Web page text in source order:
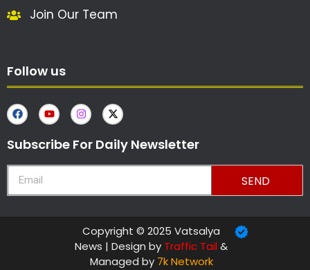
Join Our Team
Follow us
Subscribe For Daily Newsletter
SEND
Copyright © 2025 Vatsalya
News | Design by Traffic Tail&
Managed by 7k Network